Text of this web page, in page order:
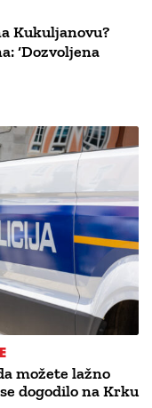
Kukuljanovu?
‘Dozvoljena
možete lažno
dogodilo na Krku